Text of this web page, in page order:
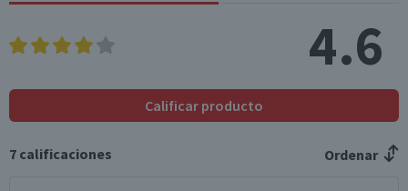
4.6
Calificar producto
7 calificaciones Ordenar